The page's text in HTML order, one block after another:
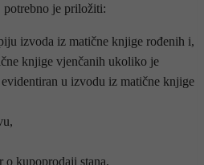
potrebno je priložiti:
izvoda iz matične knjige rođenih i,
knjige vjenčanih ukoliko je
u izvodu iz matične knjige
o kupoprodaji stana,